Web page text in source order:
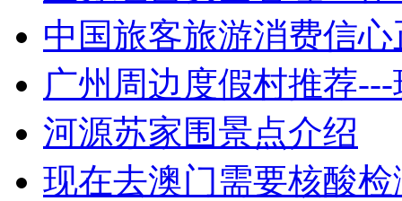
中国旅客旅游消费信
广州周边度假村推荐
河源苏家围景点介绍
现在去澳门需要核酸